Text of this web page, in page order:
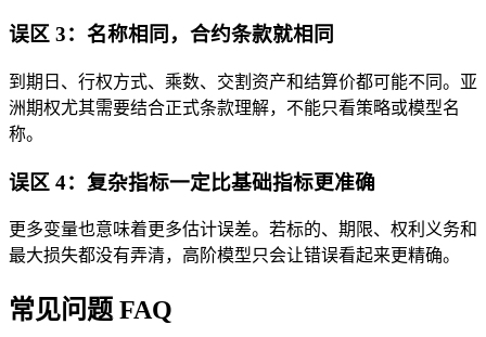
误区 3：名称相同，合约条款就相同
到期日、行权方式、乘数、交割资产和结算价都可能不同。亚
洲期权尤其需要结合正式条款理解，不能只看策略或模型名
称。
误区 4：复杂指标一定比基础指标更准确
更多变量也意味着更多估计误差。若标的、期限、权利义务和
最大损失都没有弄清，高阶模型只会让错误看起来更精确。
常见问题 FAQ